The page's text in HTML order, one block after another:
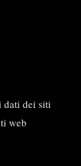
dati dei siti
web